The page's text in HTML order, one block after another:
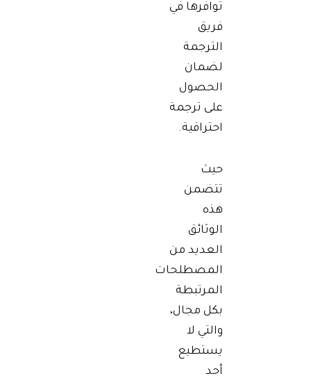
توافرها في
فريق
الترجمة
لضمان
الحصول
على ترجمة
احترافية.
حيث
تتضمن
هذه
الوثائق
العديد من
المصطلحات
المرتبطة
بكل مجال،
والتي لا
يستطيع
أحد